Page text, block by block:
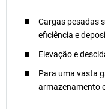
Cargas pesadas
eficiência e
Elevação e
Para uma vasta
armazenamento